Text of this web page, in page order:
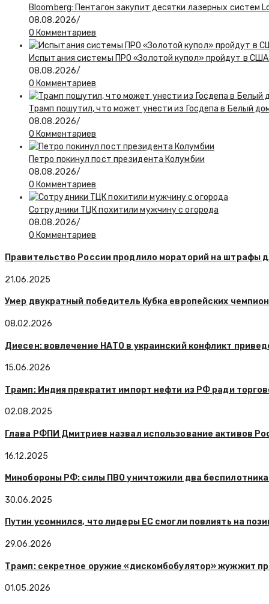
Bloomberg: Пентагон закупит десятки лазерных систем
08.08.2026/
0 Комментариев
Испытания системы ПРО «Золотой купол» пройдут в
08.08.2026/
0 Комментариев
Трамп пошутил, что может унести из Госдепа в Белый
08.08.2026/
0 Комментариев
Петро покинул пост президента Колумбии
08.08.2026/
0 Комментариев
Сотрудники ТЦК похитили мужчину с огорода
08.08.2026/
0 Комментариев
Правительство России продлило мораторий на штрафы
21.06.2025
Умер двукратный победитель Кубка европейских
08.02.2026
Диесен: вовлечение НАТО в украинский конфликт
15.06.2026
Трамп: Индия прекратит импорт нефти из РФ ради
02.08.2025
Глава РФПИ Дмитриев назвал использование активов
16.12.2025
Минобороны РФ: силы ПВО уничтожили два
30.06.2025
Путин усомнился, что лидеры ЕС смогли повлиять на
29.06.2026
Трамп: секретное оружие «дискомбобулятор» жужжит
01.05.2026